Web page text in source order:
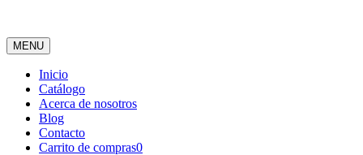
MENU
Inicio
Catálogo
Acerca de nosotros
Blog
Contacto
Carrito de compras0